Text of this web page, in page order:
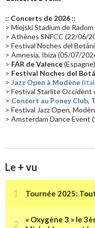
Passages radio Vidéo
Les concerts en Chine(16)
Synthé Roland(15)
(14)
Tournée 2025(14) 2024
:: Concerts de 2026 ::
> Miejski Stadium de
> Athènes SNFCC (22/06/
> Festival Noches del
> Amnesia, Ibiza (05/07/
> FAR de Valence
> Festival Noches del
> Jazz Open à Modène
> Festival Starlite Occident
> Concert au Poney Club,
> Festival Jazz Open,
> Amsterdam Dance Event
Le + vu